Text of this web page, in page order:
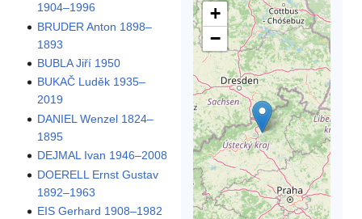
+
−
1904–1996
BRUDER Anton 1898–
1893
BUBLA Jiří 1950
BUKAČ Luděk 1935–
2019
DANIEL Wenzel 1824–
1895
DEJMAL Ivan 1946–2008
DOERELL Ernst Gustav
1892–1963
EIS Gerhard 1908–1982